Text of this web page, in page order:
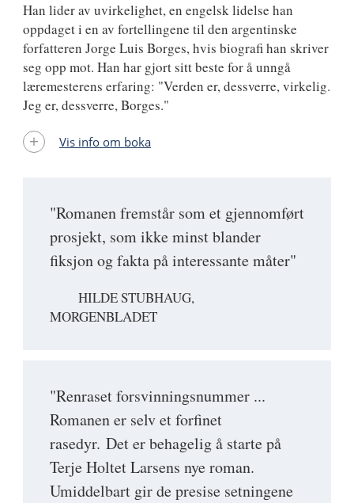
"Romanen fremstår som et gjennomført
prosjekt, som ikke minst blander
fiksjon og fakta på interessante måter"
HILDE STUBHAUG,
MORGENBLADET
"Renraset forsvinningsnummer ...
Romanen er selv et forfinet
rasedyr. Det er behagelig å starte på
Terje Holtet Larsens nye roman.
Umiddelbart gir de presise setningene
Han lider av uvirkelighet, en engelsk lidelse han
oppdaget i en av fortellingene til den argentinske
forfatteren Jorge Luis Borges, hvis biografi han skriver
seg opp mot. Han har gjort sitt beste for å unngå
læremesterens erfaring: "Verden er, dessverre, virkelig.
Jeg er, dessverre, Borges."
Vis info om boka